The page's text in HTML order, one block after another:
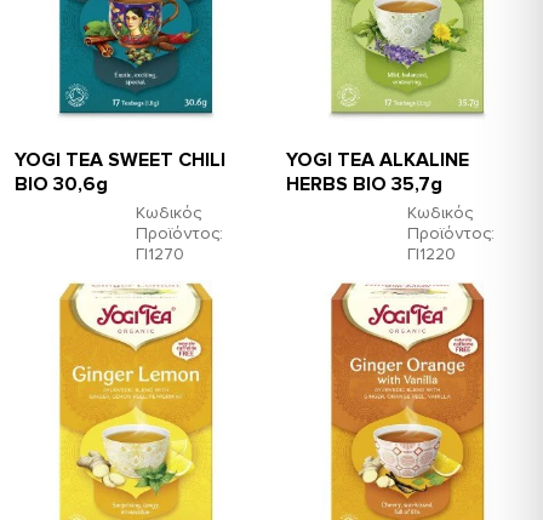
Κωδικός
Προϊόντος:
ΓΙ1270
YOGI TEA SWEET CHILI
ΒΙΟ 30,6g
Κωδικός
Προϊόντος:
ΓΙ1220
YOGI TEA ALKALINE
HERBS ΒΙΟ 35,7g